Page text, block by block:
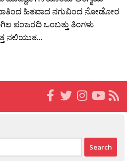
ಮಾತಿಂದ ಹಿತವಾದ ನಗುವಿಂದ ನೋಡೋರ
ಪಂಜರದಿ ಒಂಬತ್ತು ತಿಂಗಳು
ನಲಿಯುತ...